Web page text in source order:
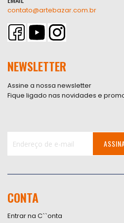
contato@artebazar.com.br
NEWSLETTER
Assine a nossa newsletter
Fique ligado nas novidades e
Newsletter:
CONTA
Entrar na C``onta